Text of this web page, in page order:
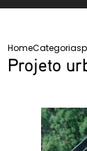
HomeCategorias
Projeto